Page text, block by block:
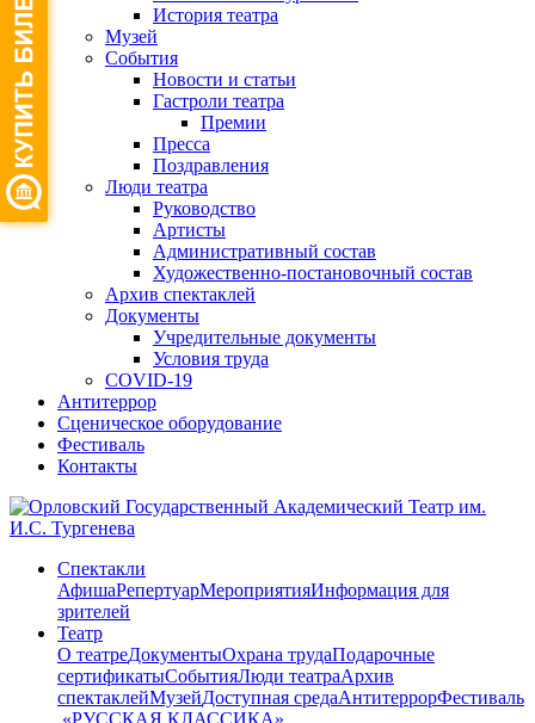
История театра
Музей
События
Новости и статьи
Гастроли театра
Премии
Пресса
Поздравления
Люди театра
Руководство
Артисты
Административный состав
Художественно-постановочный состав
Архив спектаклей
Документы
Учредительные документы
Условия труда
COVID-19
Антитеррор
Сценическое оборудование
Фестиваль
Контакты
Спектакли
АфишаРепертуарМероприятияИнформация для
зрителей
Театр
О театреДокументыОхрана трудаПодарочные
сертификатыСобытияЛюди театраАрхив
спектаклейМузейДоступная средаАнтитеррорФестиваль
​ «РУССКАЯ КЛАССИКА»